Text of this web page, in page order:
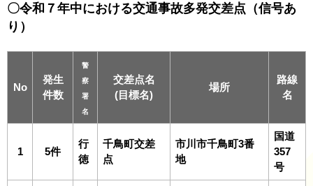
〇令和７年中における交通事故多発交差点（信号あ
り）
No
発生
件数
警
察
署
名
交差点名
(目標名)
場所
路線
名
1 5件
行
徳
千鳥町交差
点
市川市千鳥町3番
地
国道
357
号